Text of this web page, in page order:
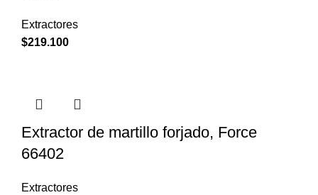
Extractores
$219.100
Extractor de martillo forjado, Force
66402
Extractores